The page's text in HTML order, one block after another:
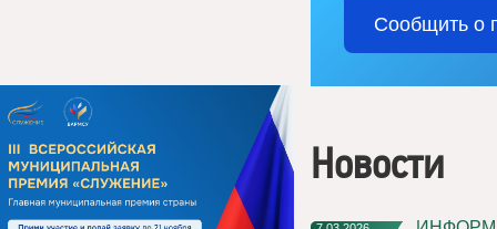
Сообщить о
Новости